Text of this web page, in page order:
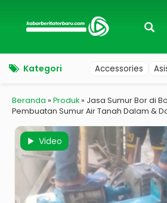
Kategori Accessories
Beranda » Produk» Jasa Sumur Bor di
Pembuatan Sumur Air Tanah Dalam &
Video